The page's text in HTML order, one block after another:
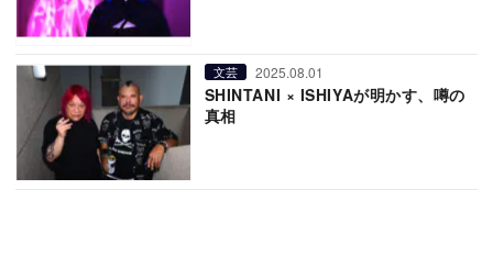
文芸 2025.08.01
SHINTANI × ISHIYAが明かす、噂の
真相